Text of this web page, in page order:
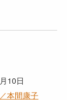
10日
本間康子